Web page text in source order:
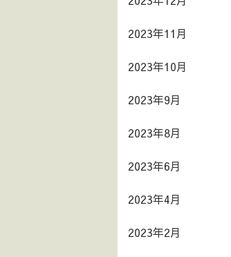
2023年11月
2023年10月
2023年9月
2023年8月
2023年6月
2023年4月
2023年2月